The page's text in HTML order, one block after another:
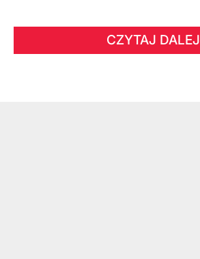
CZYTAJ DALEJ